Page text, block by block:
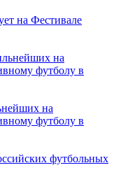
на Фестивале
на
футболу в